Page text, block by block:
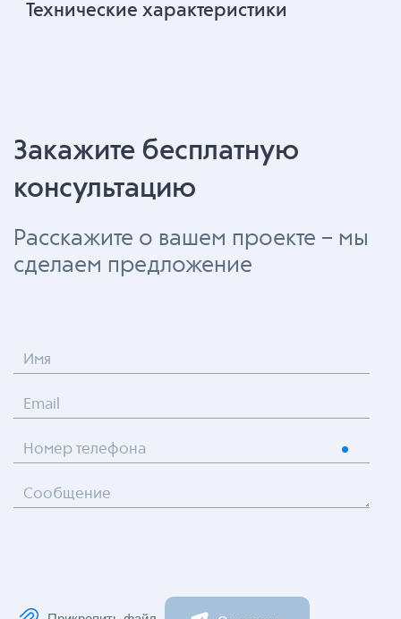
Технические характеристики
Закажите бесплатную
консультацию
Расскажите о вашем проекте – мы
сделаем предложение
Имя
Email
Номер телефона
Сообщение